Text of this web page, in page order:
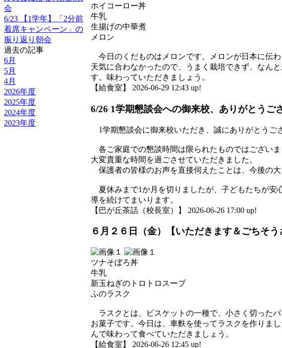
会
6/23 【1学年】「2分前
着席キャンペーン」の
振り返り朝会
過去の記事
6月
5月
4月
2026年度
2025年度
2024年度
2023年度
ホイコーロー丼
牛乳
生揚げの中華煮
メロン
今日のくだものはメロンです。メロンが日本に伝
天気に合わなかったので、うまく栽培できず、なん
す。味わっていただきましょう。
【給食室】 2026-06-29 12:43 up!
6/26 1学期懇談会への御来校、ありがとうご
1学期懇談会に御来校いただき、誠にありがとうご
各ご家庭での懇談時間は限られたものではござい
大変貴重な時間を過ごさせていただきました。
保護者の皆様のお声を直接伺えたことは、今後の大
夏休みまで1か月を切りましたが、子どもたちが安
導を続けてまいります。
【巴が丘茶話（校長室）】 2026-06-26 17:00 up!
６月２６日（金）【いただきます＆ごちそう
ツナそぼろ丼
牛乳
新玉ねぎのトロトロスープ
ふのラスク
ラスクとは、ビスケットの一種で、小さく切った
お菓子です。今日は、車麩を使ってラスクを作りま
んで味わって食べていただきましょう。
【給食室】 2026-06-26 12:45 up!